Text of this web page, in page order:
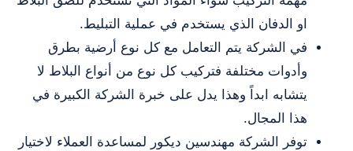
او الدفان الذي يستخدم في عملية التبليط.
في الشركة يتم التعامل مع كل نوع أرضية بطرق
وأدوات مختلفة فتركيب كل نوع من أنواع البلاط لا
يتشابه ابداً وهذا يدل على خبرة الشركة الكبيرة في
هذا المجال.
توفر الشركة مهندسين ديكور لمساعدة العملاء لاختيار